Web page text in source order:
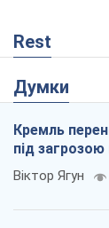
Rest
Думки
Кремль
під загрозою
Віктор Ягун